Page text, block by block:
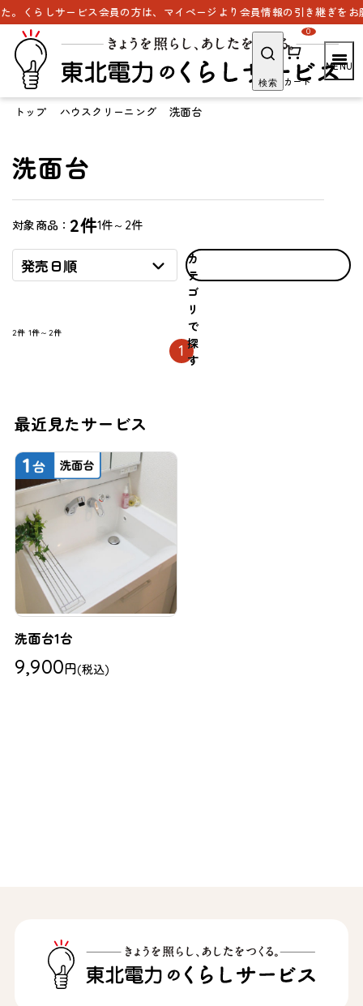
らしサービス会員の方は、マイページより会員情報の引き継ぎをお願
検索 カート
0
トップ ハウスクリーニング 洗面台
洗面台
対象商品： 2件1件～2件
発売日順
カ
テ
ゴ
リ
で
探
す
2件 1件～2件
1
最近見たサービス
洗面台1台
9,900円(税込)